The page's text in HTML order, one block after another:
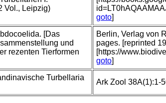
Vol., Leipzig)
goto]
[Das
und
rezenten Tierformen
Berlin, Verlag von
pages. [reprinted
[https://
goto]
Turbellaria
Ark Zool 38A(1):1-